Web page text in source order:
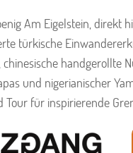
Am Eigelstein, direkt
türkische
chinesische handgerollte
und nigerianischer
Tour für inspirierende